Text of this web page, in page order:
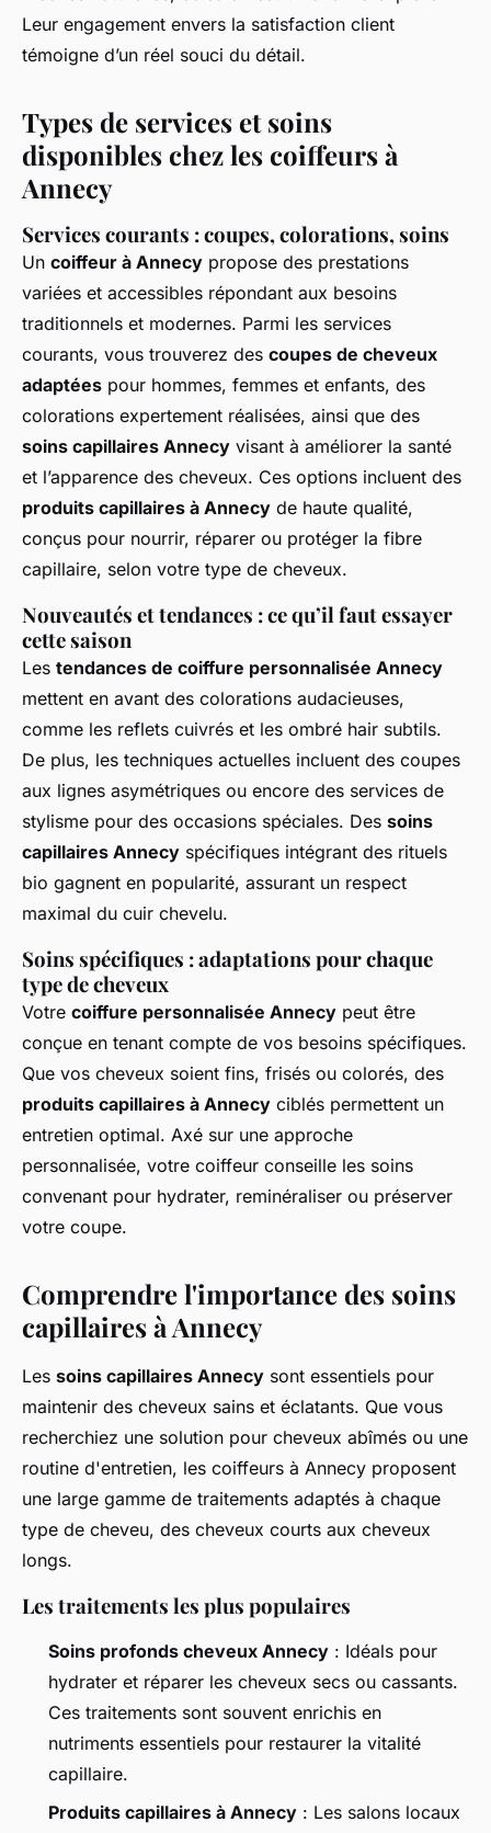
Leur engagement envers la satisfaction client
témoigne d’un réel souci du détail.
Types de services et soins
disponibles chez les coiffeurs à
Annecy
Services courants : coupes, colorations, soins
Un coiffeur à Annecy propose des prestations
variées et accessibles répondant aux besoins
traditionnels et modernes. Parmi les services
courants, vous trouverez des coupes de cheveux
adaptées pour hommes, femmes et enfants, des
colorations expertement réalisées, ainsi que des
soins capillaires Annecy visant à améliorer la santé
et l’apparence des cheveux. Ces options incluent des
produits capillaires à Annecy de haute qualité,
conçus pour nourrir, réparer ou protéger la fibre
capillaire, selon votre type de cheveux.
Nouveautés et tendances : ce qu’il faut essayer
cette saison
Les tendances de coiffure personnalisée Annecy
mettent en avant des colorations audacieuses,
comme les reflets cuivrés et les ombré hair subtils.
De plus, les techniques actuelles incluent des coupes
aux lignes asymétriques ou encore des services de
stylisme pour des occasions spéciales. Des soins
capillaires Annecy spécifiques intégrant des rituels
bio gagnent en popularité, assurant un respect
maximal du cuir chevelu.
Soins spécifiques : adaptations pour chaque
type de cheveux
Votre coiffure personnalisée Annecy peut être
conçue en tenant compte de vos besoins spécifiques.
Que vos cheveux soient fins, frisés ou colorés, des
produits capillaires à Annecy ciblés permettent un
entretien optimal. Axé sur une approche
personnalisée, votre coiffeur conseille les soins
convenant pour hydrater, reminéraliser ou préserver
votre coupe.
Comprendre l'importance des soins
capillaires à Annecy
Les soins capillaires Annecy sont essentiels pour
maintenir des cheveux sains et éclatants. Que vous
recherchiez une solution pour cheveux abîmés ou une
routine d'entretien, les coiffeurs à Annecy proposent
une large gamme de traitements adaptés à chaque
type de cheveu, des cheveux courts aux cheveux
longs.
Les traitements les plus populaires
Soins profonds cheveux Annecy : Idéals pour
hydrater et réparer les cheveux secs ou cassants.
Ces traitements sont souvent enrichis en
nutriments essentiels pour restaurer la vitalité
capillaire.
Produits capillaires à Annecy : Les salons locaux